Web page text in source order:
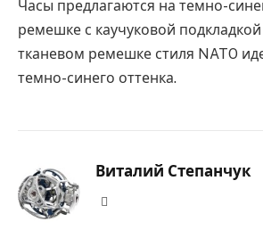
Часы предлагаются на темно-
ремешке с каучуковой
тканевом ремешке стиля NATO
темно-синего оттенка.
Виталий Степанчук